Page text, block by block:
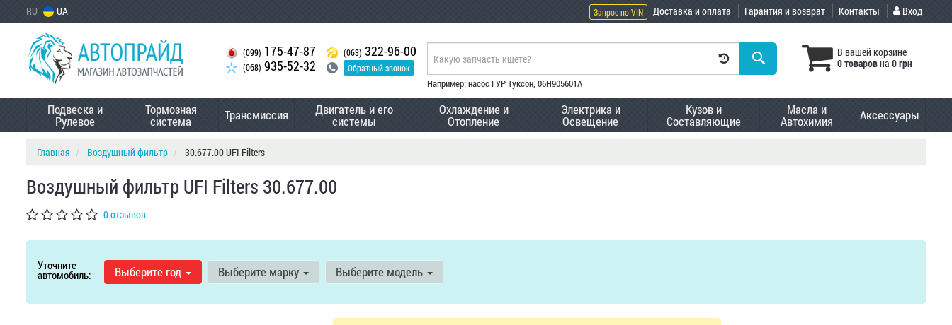
RU UA Запрос по VIN Доставка и оплата Гарантия и возврат Контакты Вход
(099) 175-47-87
(068) 935-52-32
(063) 322-96-00
Обратный звонок
В вашей корзине
0 товаровна 0 грн
Например: насос ГУР Туксон, 06H905601A
Подвеска и
Рулевое
Тормозная
система Трансмиссия Двигатель и его
системы
Охлаждение и
Отопление
Электрика и
Освещение
Кузов и
Составляющие
Масла и
Автохимия Аксессуары
Главная Воздушный фильтр 30.677.00 UFI Filters
Воздушный фильтр UFI Filters 30.677.00
0 отзывов
Уточните
автомобиль: Выберите год Выберите марку Выберите модель